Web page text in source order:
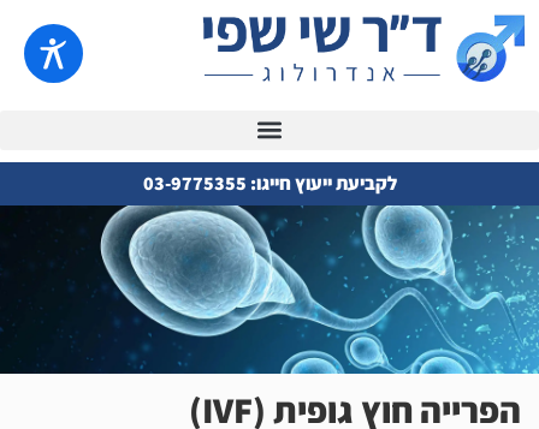
לקביעת ייעוץ חייגו: 03-9775355
הפרייה חוץ גופית (IVF)